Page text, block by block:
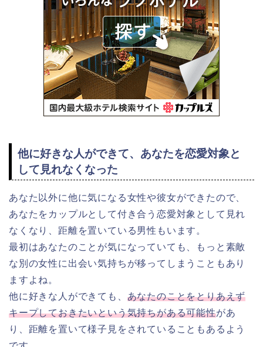
他に好きな人ができて、あなたを恋愛対象と
して見れなくなった
あなた以外に他に気になる女性や彼女ができたので、
あなたをカップルとして付き合う恋愛対象として見れ
なくなり、距離を置いている男性もいます。
最初はあなたのことが気になっていても、もっと素敵
な別の女性に出会い気持ちが移ってしまうこともあり
ますよね。
他に好きな人ができても、 あなたのことをとりあえず
キープしておきたいという気持ちがある可能性があ
り、距離を置いて様子見をされていることもあるよう